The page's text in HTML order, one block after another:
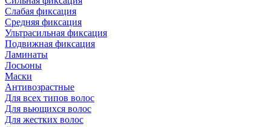
Слабая фиксация
Средняя фиксация
Ультрасильная фиксация
Подвижная фиксация
Ламинаты
Лосьоны
Маски
Антивозрастные
Для всех типов волос
Для вьющихся волос
Для жестких волос